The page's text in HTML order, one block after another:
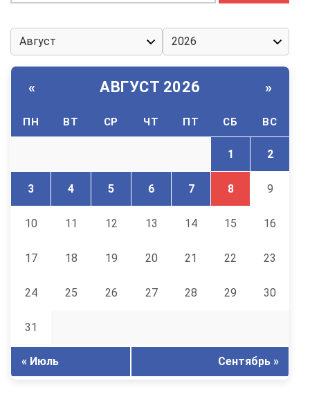
« АВГУСТ 2026 »
ПН ВТ СР ЧТ ПТ СБ ВС
1 2
3 4 5 6 7 8 9
10 11 12 13 14 15 16
17 18 19 20 21 22 23
24 25 26 27 28 29 30
31
« Июль Сентябрь »